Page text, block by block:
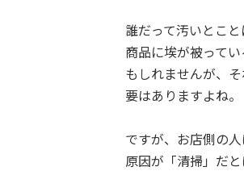
誰だって汚いとこ
商品に埃が被って
もしれませんが、
要はありますよね。
ですが、お店側の
原因が「清掃」だ